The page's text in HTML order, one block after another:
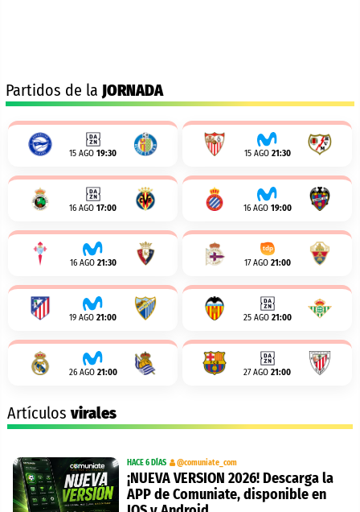
Partidos de la JORNADA
15 AGO 19:30 15 AGO 21:30
16 AGO 17:00 16 AGO 19:00
16 AGO 21:30 17 AGO 21:00
19 AGO 21:00 25 AGO 21:00
26 AGO 21:00 27 AGO 21:00
Artículosvirales
HACE 6 DÍAS @comuniate_com
¡NUEVA VERSION 2026! Descarga la
APP de Comuniate, disponible en